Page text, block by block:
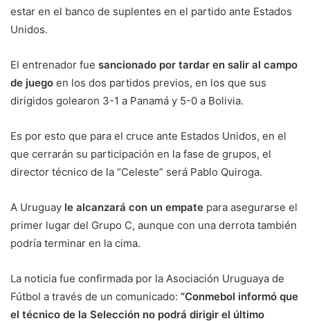
estar en el banco de suplentes en el partido ante Estados
Unidos.
El entrenador fue sancionado por tardar en salir al campo
de juego en los dos partidos previos, en los que sus
dirigidos golearon 3-1 a Panamá y 5-0 a Bolivia.
Es por esto que para el cruce ante Estados Unidos, en el
que cerrarán su participación en la fase de grupos, el
director técnico de la “Celeste” será Pablo Quiroga.
A Uruguay le alcanzará con un empate para asegurarse el
primer lugar del Grupo C, aunque con una derrota también
podría terminar en la cima.
La noticia fue confirmada por la Asociación Uruguaya de
Fútbol a través de un comunicado: “Conmebol informó que
el técnico de la Selección no podrá dirigir el último